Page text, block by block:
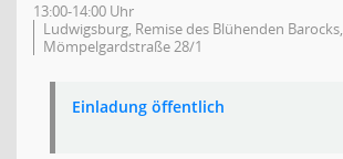
13:00-14:00 Uhr
Ludwigsburg, Remise des Blühenden Barocks,
Mömpelgardstraße 28/1
Einladung öffentlich